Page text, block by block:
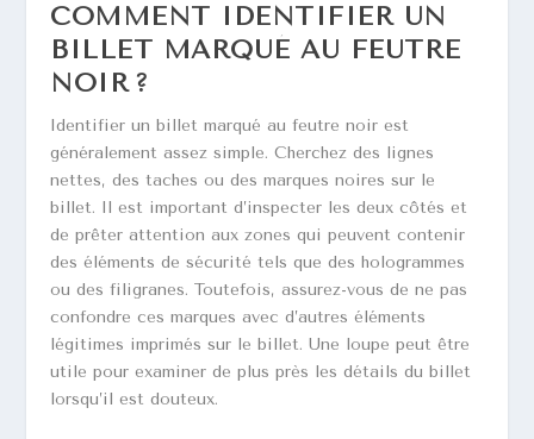
COMMENT IDENTIFIER UN
BILLET MARQUÉ AU FEUTRE
NOIR ?
Identifier un billet marqué au feutre noir est
généralement assez simple. Cherchez des lignes
nettes, des taches ou des marques noires sur le
billet. Il est important d’inspecter les deux côtés et
de prêter attention aux zones qui peuvent contenir
des éléments de sécurité tels que des hologrammes
ou des filigranes. Toutefois, assurez-vous de ne pas
confondre ces marques avec d’autres éléments
légitimes imprimés sur le billet. Une loupe peut être
utile pour examiner de plus près les détails du billet
lorsqu’il est douteux.